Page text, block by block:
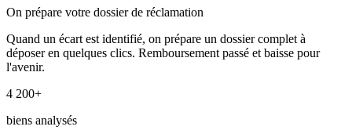
On prépare votre dossier de réclamation
Quand un écart est identifié, on prépare un dossier complet à
déposer en quelques clics. Remboursement passé et baisse pour
l'avenir.
4 200+
biens analysés